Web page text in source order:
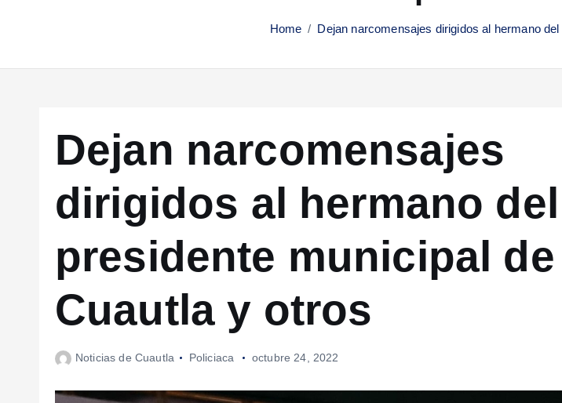
Home Dejan narcomensajes dirigidos al hermano
Dejan narcomensajes
dirigidos al hermano
presidente municipal de
Cuautla y otros
Noticias de Cuautla Policiaca octubre 24, 2022